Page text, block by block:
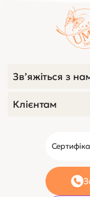
Зв’яжіться з
Клієнтам